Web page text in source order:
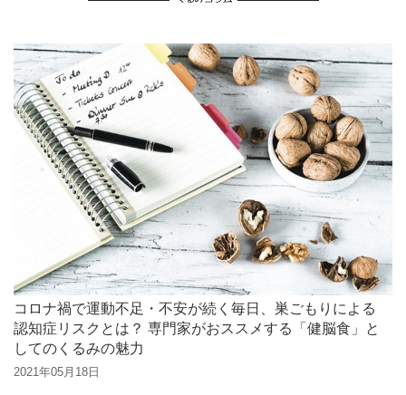
コロナ禍で運動不足・不安が続く毎日、巣ごもりによる
認知症リスクとは？ 専門家がおススメする「健脳食」と
してのくるみの魅力
2021年05月18日